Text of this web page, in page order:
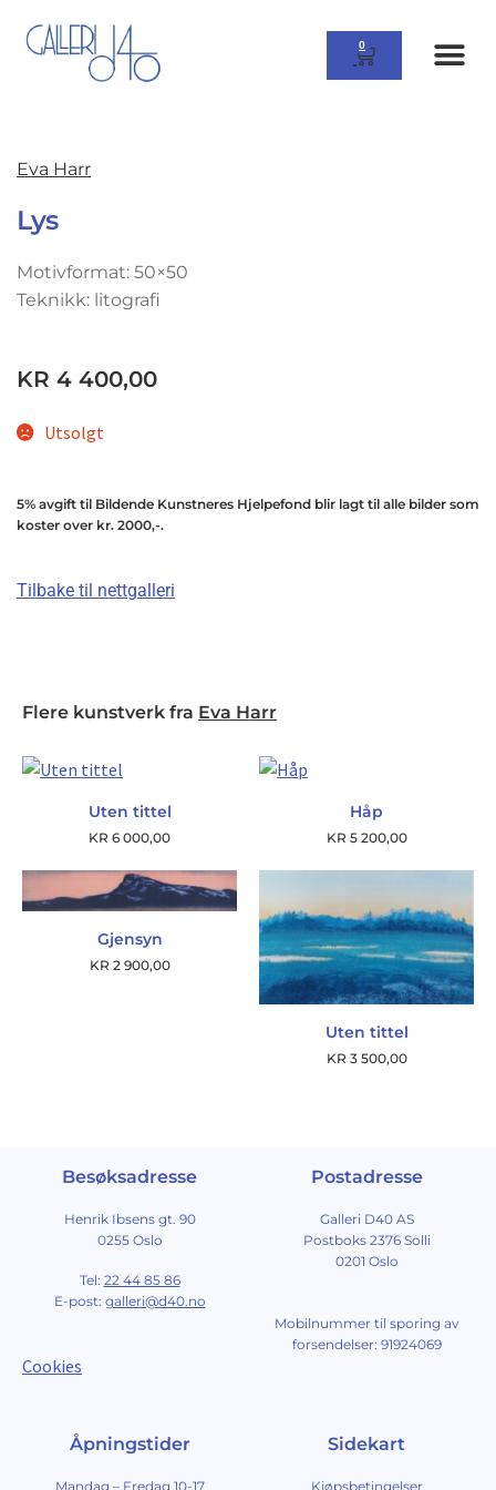
0
Eva Harr
Lys
Motivformat: 50×50
Teknikk: litografi
KR 4 400,00
Utsolgt
5% avgift til Bildende Kunstneres Hjelpefond blir lagt til alle bilder som
koster over kr. 2000,-.
Tilbake til nettgalleri
Flere kunstverk fra Eva Harr
Uten tittel
KR 6 000,00
Håp
KR 5 200,00
Gjensyn
KR 2 900,00
Uten tittel
KR 3 500,00
Besøksadresse
Henrik Ibsens gt. 90
0255 Oslo
Tel: 22 44 85 86
E-post: galleri@d40.no
Cookies
Postadresse
Galleri D40 AS
Postboks 2376 Solli
0201 Oslo
Mobilnummer til sporing av
forsendelser: 91924069
Åpningstider
Mandag – Fredag 10-17
Sidekart
Kjøpsbetingelser